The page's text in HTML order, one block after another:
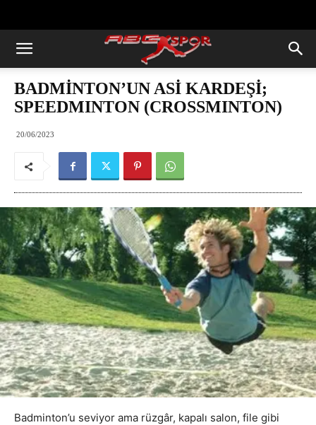
BADMİNTON’UN ASİ KARDEŞİ;
SPEEDMINTON (CROSSMINTON)
20/06/2023
Badminton’u seviyor ama rüzgâr, kapalı salon, file gibi